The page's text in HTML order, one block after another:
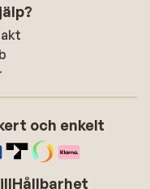
och enkelt
Hållbarhet